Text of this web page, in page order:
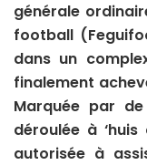
générale
football
dans un
finalement
Marquée par
déroulée à
autorisée à